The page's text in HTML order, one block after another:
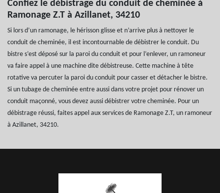
Confiez le débistrage du conduit de cheminée à
Ramonage Z.T à Azillanet, 34210
Si lors d’un ramonage, le hérisson glisse et n’arrive plus à nettoyer le
conduit de cheminée, il est incontournable de débistrer le conduit. Du
bistre s’est déposé sur la paroi du conduit et pour l’enlever, un ramoneur
va faire appel à une machine dite débistreuse. Cette machine à tête
rotative va percuter la paroi du conduit pour casser et détacher le bistre.
Si un tubage de cheminée entre aussi dans votre projet pour rénover un
conduit maçonné, vous devez aussi débistrer votre cheminée. Pour un
débistrage réussi, faites appel aux services de Ramonage Z.T, un ramoneur
à Azillanet, 34210.